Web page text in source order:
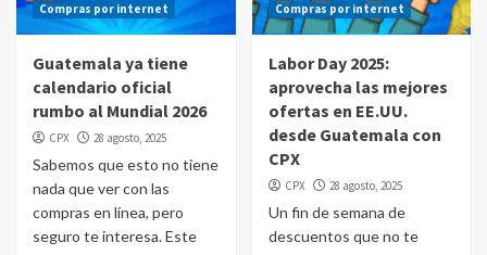
Compras por internet
Guatemala ya tiene
calendario oficial
rumbo al Mundial 2026
CPX 28 agosto, 2025
Sabemos que esto no tiene
nada que ver con las
compras en línea, pero
seguro te interesa. Este
Compras por internet
Labor Day 2025:
aprovecha las mejores
ofertas en EE.UU.
desde Guatemala con
CPX
CPX 28 agosto, 2025
Un fin de semana de
descuentos que no te